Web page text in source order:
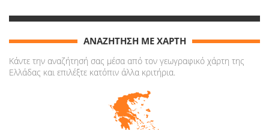
ΑΝΑΖΗΤΗΣΗ ΜΕ ΧΑΡΤΗ
Κάντε την αναζήτησή σας μέσα από τον γεωγραφικό χάρτη της
Ελλάδας και επιλέξτε κατόπιν άλλα κριτήρια.